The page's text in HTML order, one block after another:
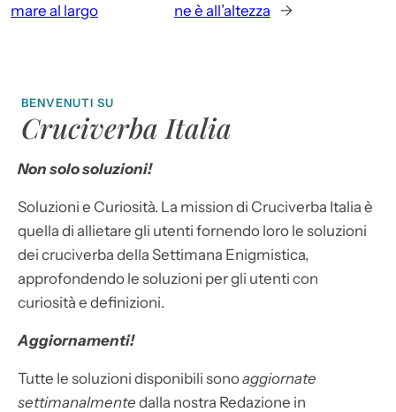
mare al largo
ne è all’altezza
→
BENVENUTI SU
Cruciverba Italia
Non solo soluzioni!
Soluzioni e Curiosità. La mission di Cruciverba Italia è
quella di allietare gli utenti fornendo loro le soluzioni
dei cruciverba della Settimana Enigmistica,
approfondendo le soluzioni per gli utenti con
curiosità e definizioni.
Aggiornamenti!
Tutte le soluzioni disponibili sonoaggiornate
settimanalmente dalla nostra Redazione in